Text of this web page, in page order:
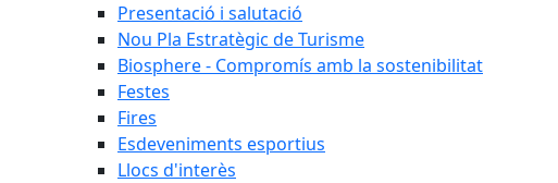
Presentació i salutació
Nou Pla Estratègic de Turisme
Biosphere - Compromís amb la sostenibilitat
Festes
Fires
Esdeveniments esportius
Llocs d'interès